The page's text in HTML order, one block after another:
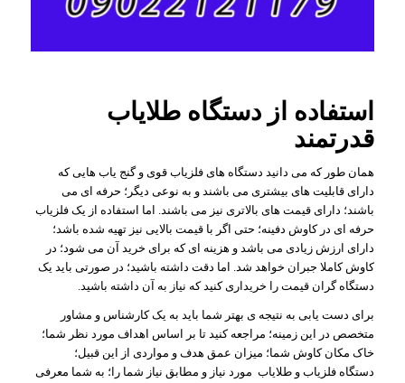
استفاده از دستگاه طلایاب
قدرتمند
همان طور که می دانید دستگاه های فلزیاب قوی و گنج یاب هایی که
دارای قابلیت های بیشتری می باشند و به نوعی دیگر؛ حرفه ای می
باشند؛ دارای قیمت های بالاتری نیز می باشند. اما استفاده از یک فلزیاب
حرفه ای در کاوش دفینه؛ حتی اگر با قیمت بالایی نیز تهیه شده باشد؛
دارای ارزش زیادی می باشد و هزینه ای که برای خرید آن می شود؛ در
کاوش کاملا جبران خواهد شد. اما دقت داشته باشید؛ در صورتی باید یک
دستگاه گران قیمت را خریداری کنید که نیاز به آن داشته باشید.
برای دست یابی به نتیجه ی بهتر شما باید به یک کارشناس و مشاور
متخصص در این زمینه؛ مراجعه کنید تا بر اساس اهداف مورد نظر شما؛
خاک مکان کاوش شما؛ میزان عمق هدف و مواردی از این قبیل؛
دستگاه فلزیاب و طلایاب مورد نیاز و مطابق نیاز شما را؛ به شما معرفی